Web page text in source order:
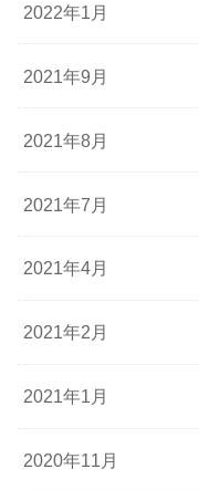
2022年1月
2021年9月
2021年8月
2021年7月
2021年4月
2021年2月
2021年1月
2020年11月